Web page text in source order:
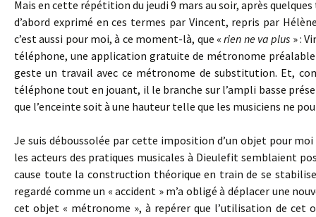
Mais en cette répétition du jeudi 9 mars au soir, après
d’abord exprimé en ces termes par Vincent, repris par
c’est aussi pour moi, à ce moment-là, que «rien ne va plus » :
téléphone, une application gratuite de métronome
geste un travail avec ce métronome de substitution. Et,
téléphone tout en jouant, il le branche sur l’ampli basse
que l’enceinte soit à une hauteur telle que les musiciens ne
Je suis déboussolée par cette imposition d’un objet pour
les acteurs des pratiques musicales à Dieulefit semblaient
cause toute la construction théorique en train de se
regardé comme un « accident » m’a obligé à déplacer une
cet objet « métronome », à repérer que l’utilisation de cet